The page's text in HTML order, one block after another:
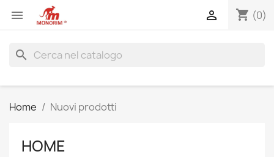
 shopping_cart (0)

search
Home Nuovi prodotti
HOME